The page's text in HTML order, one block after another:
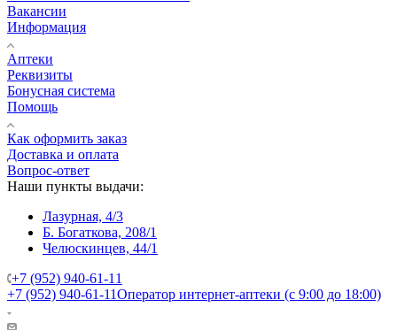
Вакансии
Информация
Аптеки
Реквизиты
Бонусная система
Помощь
Как оформить заказ
Доставка и оплата
Вопрос-ответ
Наши пункты выдачи:
Лазурная, 4/3
Б. Богаткова, 208/1
Челюскинцев, 44/1
+7 (952) 940-61-11
+7 (952) 940-61-11Оператор интернет-аптеки (с 9:00 до 18:00)